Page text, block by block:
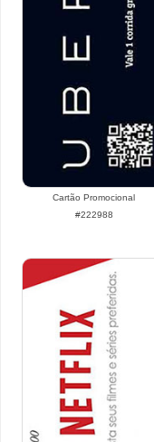
Cartão Promocional
#222988